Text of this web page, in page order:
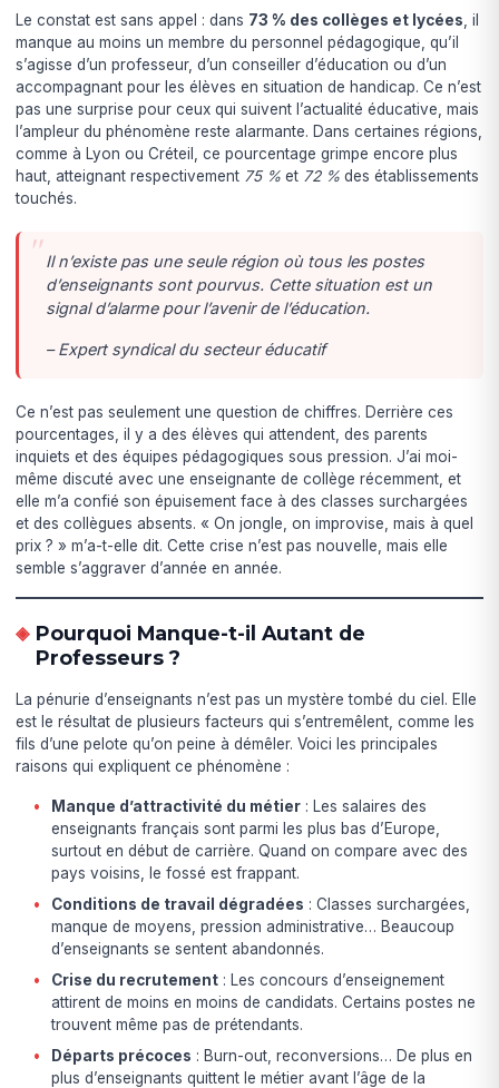
Le constat est sans appel : dans 73 % des collèges et lycées , il
manque au moins un membre du personnel pédagogique, qu’il
s’agisse d’un professeur, d’un conseiller d’éducation ou d’un
accompagnant pour les élèves en situation de handicap. Ce n’est
pas une surprise pour ceux qui suivent l’actualité éducative, mais
l’ampleur du phénomène reste alarmante. Dans certaines régions,
comme à Lyon ou Créteil, ce pourcentage grimpe encore plus
haut, atteignant respectivement 75 % et 72 % des établissements
touchés.
Il n’existe pas une seule région où tous les postes
d’enseignants sont pourvus. Cette situation est un
signal d’alarme pour l’avenir de l’éducation.
– Expert syndical du secteur éducatif
Ce n’est pas seulement une question de chiffres. Derrière ces
pourcentages, il y a des élèves qui attendent, des parents
inquiets et des équipes pédagogiques sous pression. J’ai moi-
même discuté avec une enseignante de collège récemment, et
elle m’a confié son épuisement face à des classes surchargées
et des collègues absents. « On jongle, on improvise, mais à quel
prix ? » m’a-t-elle dit. Cette crise n’est pas nouvelle, mais elle
semble s’aggraver d’année en année.
Pourquoi Manque-t-il Autant de
Professeurs ?
La pénurie d’enseignants n’est pas un mystère tombé du ciel. Elle
est le résultat de plusieurs facteurs qui s’entremêlent, comme les
fils d’une pelote qu’on peine à démêler. Voici les principales
raisons qui expliquent ce phénomène :
Manque d’attractivité du métier : Les salaires des
enseignants français sont parmi les plus bas d’Europe,
surtout en début de carrière. Quand on compare avec des
pays voisins, le fossé est frappant.
Conditions de travail dégradées : Classes surchargées,
manque de moyens, pression administrative… Beaucoup
d’enseignants se sentent abandonnés.
Crise du recrutement : Les concours d’enseignement
attirent de moins en moins de candidats. Certains postes ne
trouvent même pas de prétendants.
Départs précoces : Burn-out, reconversions… De plus en
plus d’enseignants quittent le métier avant l’âge de la